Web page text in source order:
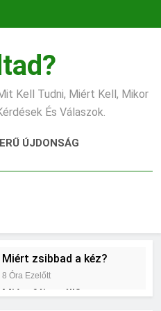
Kell Tudni, Miért Kell, Mikor
És Válaszok.
ÚJDONSÁG
Miért zsibbad a kéz?
8 Óra Ezelőtt
Miért fáj a váll?